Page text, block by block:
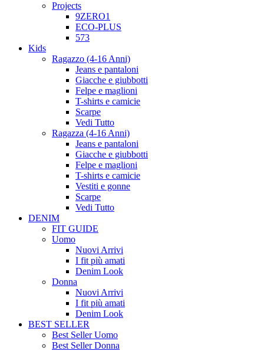
Projects
9ZERO1
ECO-PLUS
573
Kids
Ragazzo (4-16 Anni)
Jeans e pantaloni
Giacche e giubbotti
Felpe e maglioni
T-shirts e camicie
Scarpe
Vedi Tutto
Ragazza (4-16 Anni)
Jeans e pantaloni
Giacche e giubbotti
Felpe e maglioni
T-shirts e camicie
Vestiti e gonne
Scarpe
Vedi Tutto
DENIM
FIT GUIDE
Uomo
Nuovi Arrivi
I fit più amati
Denim Look
Donna
Nuovi Arrivi
I fit più amati
Denim Look
BEST SELLER
Best Seller Uomo
Best Seller Donna